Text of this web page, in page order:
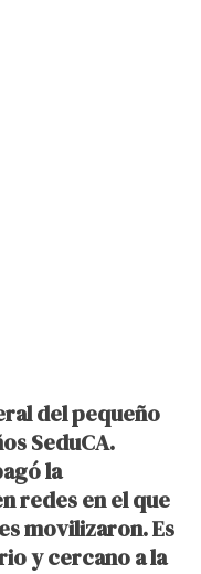
del pequeño
SeduCA.
la
redes en el que
movilizaron. Es
y cercano a la